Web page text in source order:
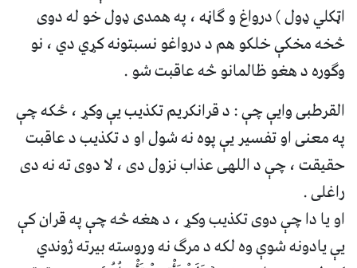
اټکلي ډول ) درواغ و ګاڼه ، په همدی ډول خو له دوی
څخه مخکې خلکو هم د درواغو نسبتونه کړي دي ، نو
وګوره د هغو ظالمانو څه عاقبت شو .
القرطبی وایې چې : د قرانکریم تکذیب یې وکړ ، ځکه چې
په معنی او تفسیر یې پوه نه شول او د تکذیب د عاقبت
حقیقت ، چې د اللهی عذاب نزول دی ، لا دوی ته نه دی
راغلی .
او یا دا چې دوی تکذیب وکړ ، د هغه څه چې په قران کې
یې یادونه شوې وه لکه د مرګ نه وروسته بیرته ژوندي